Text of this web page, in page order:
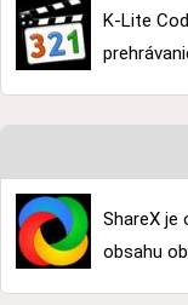
K-Lite
ShareX je
obsahu